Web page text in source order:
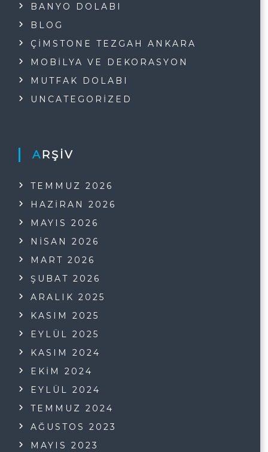
BANYO DOLABI
BLOG
ÇIMSTONE TEZGAH ANKARA
MOBILYA VE DEKORASYON
MUTFAK DOLABI
UNCATEGORIZED
ARŞIV
TEMMUZ 2026
HAZIRAN 2026
MAYIS 2026
NISAN 2026
MART 2026
ŞUBAT 2026
ARALIK 2025
KASIM 2025
EYLÜL 2025
KASIM 2024
EKIM 2024
EYLÜL 2024
TEMMUZ 2024
AĞUSTOS 2023
MAYIS 2023